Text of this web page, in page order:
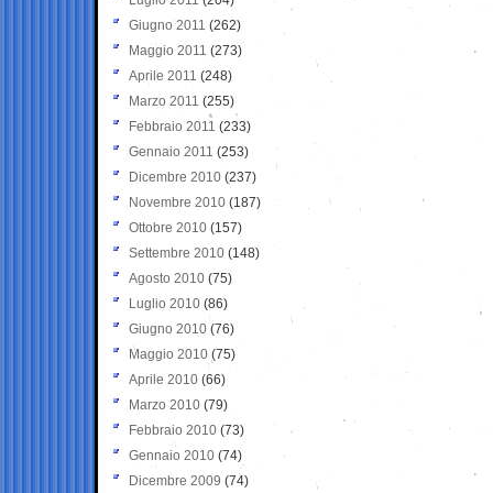
Giugno 2011 (262)
Maggio 2011 (273)
Aprile 2011 (248)
Marzo 2011 (255)
Febbraio 2011 (233)
Gennaio 2011 (253)
Dicembre 2010 (237)
Novembre 2010 (187)
Ottobre 2010 (157)
Settembre 2010 (148)
Agosto 2010 (75)
Luglio 2010 (86)
Giugno 2010 (76)
Maggio 2010 (75)
Aprile 2010 (66)
Marzo 2010 (79)
Febbraio 2010 (73)
Gennaio 2010 (74)
Dicembre 2009 (74)